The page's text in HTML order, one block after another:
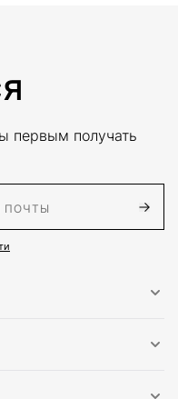
первым получать